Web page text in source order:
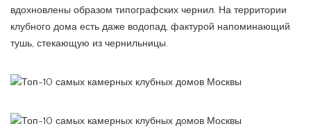
вдохновлены образом типографских чернил. На территории
клубного дома есть даже водопад, фактурой напоминающий
тушь, стекающую из чернильницы.